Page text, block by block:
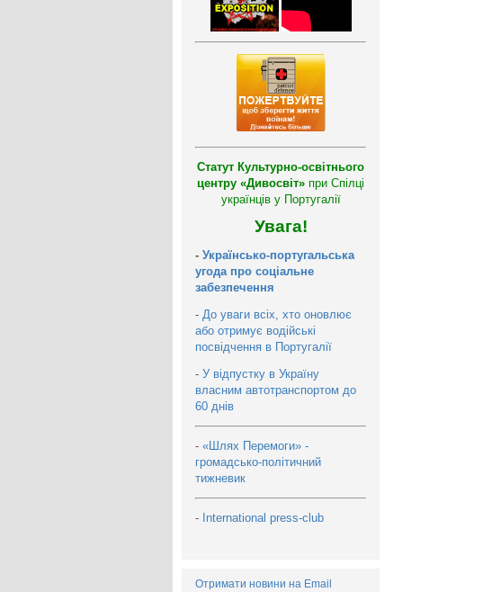
Статут Культурно-освітнього
центру «Дивосвіт» при Спілці
українців у Португалії
Увага!
- Українсько-португальська
угода про соціальне
забезпечення
- До уваги всіх, хто оновлює
або отримує водійські
посвідчення в Португалії
- У відпустку в Україну
власним автотранспортом до
60 днів
- «Шлях Перемоги» -
громадсько-політичний
тижневик
- International press-club
Отримати новини на Email